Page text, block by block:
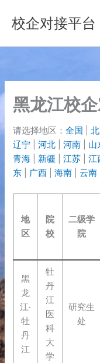
容
校企对接平台
黑龙江校
请选择地区：全国 |
辽宁 |河北 |河南 山
青海
新疆 |江苏 |江
东
广西 |海南 |云南
地
区
院
校
二级学
院
黑
龙
江·
牡
丹
江
牡
丹
江
医
科
大
学
研究生
处